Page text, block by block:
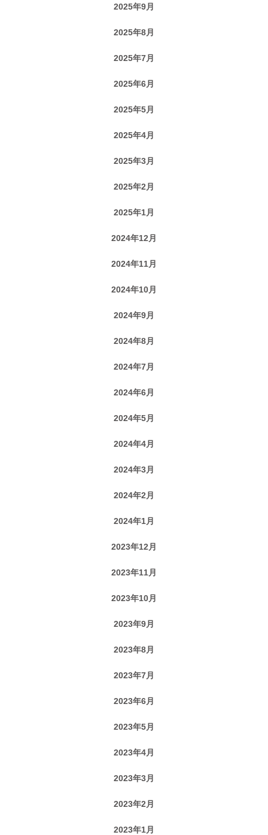
2025年9月
2025年8月
2025年7月
2025年6月
2025年5月
2025年4月
2025年3月
2025年2月
2025年1月
2024年12月
2024年11月
2024年10月
2024年9月
2024年8月
2024年7月
2024年6月
2024年5月
2024年4月
2024年3月
2024年2月
2024年1月
2023年12月
2023年11月
2023年10月
2023年9月
2023年8月
2023年7月
2023年6月
2023年5月
2023年4月
2023年3月
2023年2月
2023年1月